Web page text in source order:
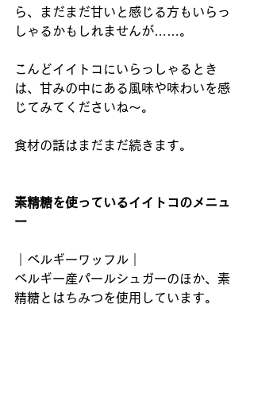
ら、まだまだ甘いと感じる方もいらっ
しゃるかもしれませんが……。
こんどイイトコにいらっしゃるとき
は、甘みの中にある風味や味わいを感
じてみてくださいね〜。
食材の話はまだまだ続きます。
素精糖を使っているイイトコのメニュ
ー
｜ベルギーワッフル｜
ベルギー産パールシュガーのほか、素
精糖とはちみつを使用しています。